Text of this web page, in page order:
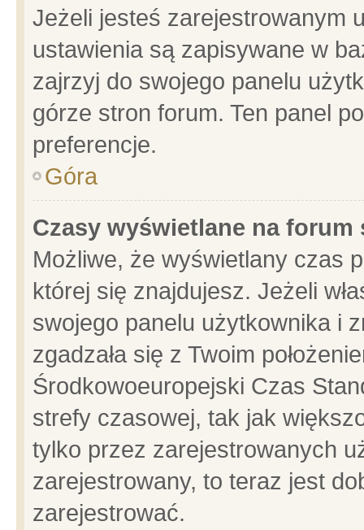
Jeżeli jesteś zarejestrowanym
ustawienia są zapisywane w
zajrzyj do swojego panelu
górze stron forum. Ten panel
preferencje.
Góra
Czasy wyświetlane na forum
Możliwe, że wyświetlany czas
której się znajdujesz. Jeżeli
swojego panelu użytkownika i
zgadzała się z Twoim
Środkowoeuropejski Czas
strefy czasowej, tak jak
tylko przez zarejestrowanych
zarejestrowany, to teraz jest
zarejestrować.